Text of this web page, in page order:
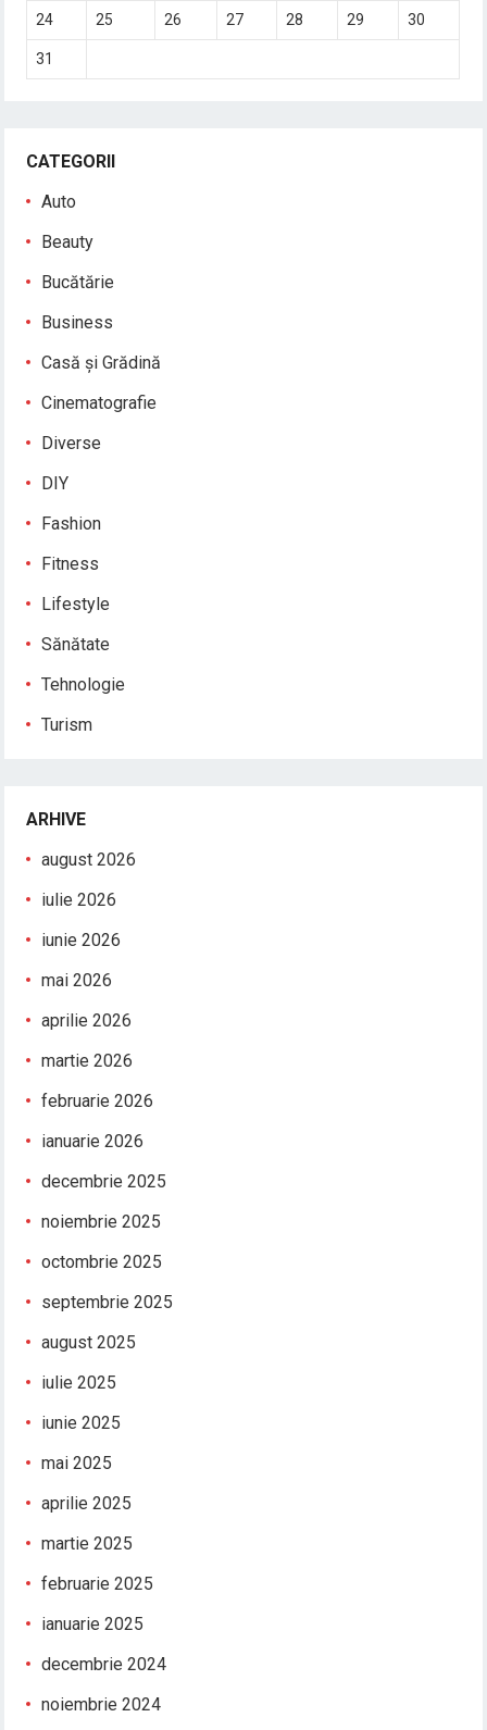
24 25 26 27 28 29 30
31
CATEGORII
Auto
Beauty
Bucătărie
Business
Casă și Grădină
Cinematografie
Diverse
DIY
Fashion
Fitness
Lifestyle
Sănătate
Tehnologie
Turism
ARHIVE
august 2026
iulie 2026
iunie 2026
mai 2026
aprilie 2026
martie 2026
februarie 2026
ianuarie 2026
decembrie 2025
noiembrie 2025
octombrie 2025
septembrie 2025
august 2025
iulie 2025
iunie 2025
mai 2025
aprilie 2025
martie 2025
februarie 2025
ianuarie 2025
decembrie 2024
noiembrie 2024